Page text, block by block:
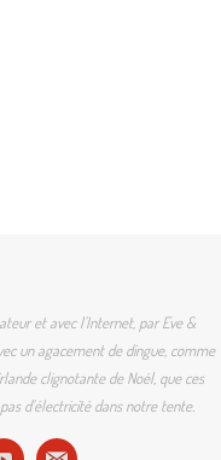
et avec l'Internet, par Eve &
un agacement de dingue, comme
clignotante de Noël, que ces
d'électricité dans notre tente.